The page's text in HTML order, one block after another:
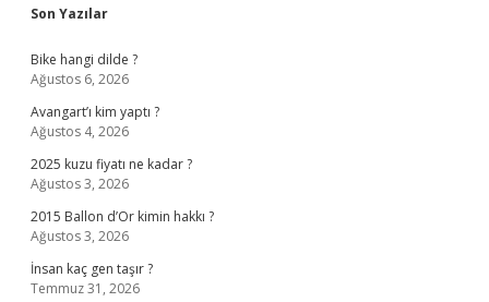
Sidebar
Son Yazılar
Bike hangi dilde ?
Ağustos 6, 2026
Avangart’ı kim yaptı ?
Ağustos 4, 2026
2025 kuzu fiyatı ne kadar ?
Ağustos 3, 2026
2015 Ballon d’Or kimin hakkı ?
Ağustos 3, 2026
İnsan kaç gen taşır ?
Temmuz 31, 2026